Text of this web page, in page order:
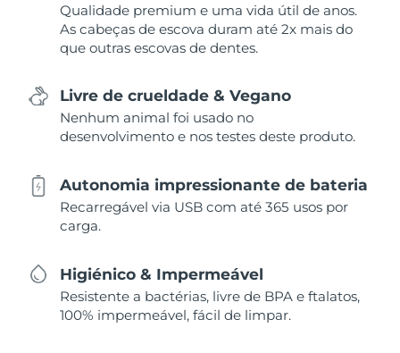
Qualidade premium e uma vida útil de anos.
As cabeças de escova duram até 2x mais do
que outras escovas de dentes.
Livre de crueldade & Vegano
Nenhum animal foi usado no
desenvolvimento e nos testes deste produto.
Autonomia impressionante de bateria
Recarregável via USB com até 365 usos por
carga.
Higiénico & Impermeável
Resistente a bactérias, livre de BPA e ftalatos,
100% impermeável, fácil de limpar.